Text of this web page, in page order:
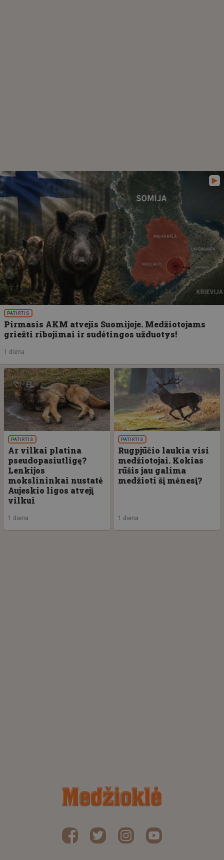
PATIRTIS
Pirmasis AKM atvejis Suomijoje. Medžiotojams
griežti ribojimai ir sudėtingos užduotys!
1 diena
PATIRTIS
Ar vilkai platina
pseudopasiutligę?
Lenkijos
mokslininkai nustatė
Aujeskio ligos atvejį
vilkui
1 diena
PATIRTIS
Rugpjūčio laukia visi
medžiotojai. Kokias
rūšis jau galima
medžioti šį mėnesį?
1 diena